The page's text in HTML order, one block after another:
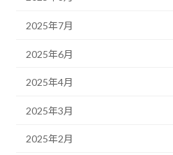
2025年7月
2025年6月
2025年4月
2025年3月
2025年2月